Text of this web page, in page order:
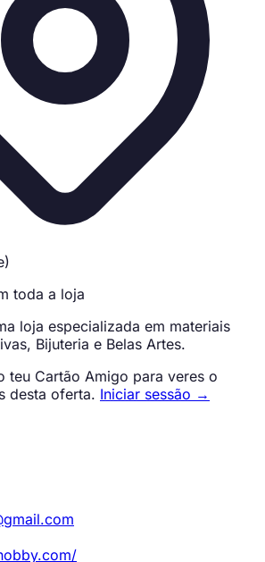
toda a loja
loja especializada em materiais
Bijuteria e Belas Artes.
teu Cartão Amigo para veres o
desta oferta. Iniciar sessão →